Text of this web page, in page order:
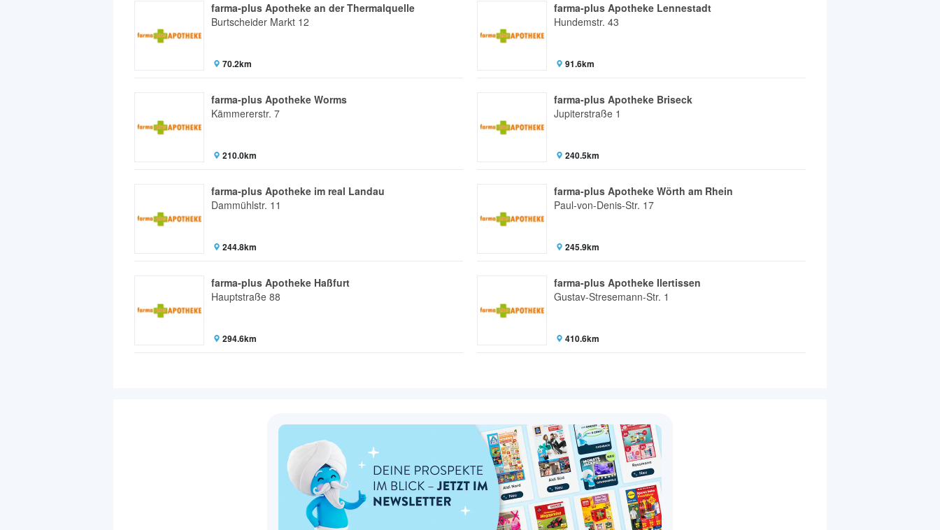
farma-plus Apotheke an der Thermalquelle
Burtscheider Markt 12
70.2km
farma-plus Apotheke Lennestadt
Hundemstr. 43
91.6km
farma-plus Apotheke Worms
Kämmererstr. 7
210.0km
farma-plus Apotheke Briseck
Jupiterstraße 1
240.5km
farma-plus Apotheke im real Landau
Dammühlstr. 11
244.8km
farma-plus Apotheke Wörth am Rhein
Paul-von-Denis-Str. 17
245.9km
farma-plus Apotheke Haßfurt
Hauptstraße 88
294.6km
farma-plus Apotheke Ilertissen
Gustav-Stresemann-Str. 1
410.6km